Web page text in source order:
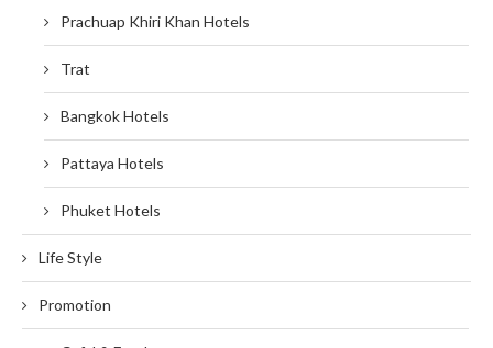
Prachuap Khiri Khan Hotels
Trat
Bangkok Hotels
Pattaya Hotels
Phuket Hotels
Life Style
Promotion